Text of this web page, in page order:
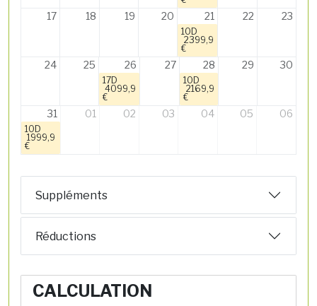
17 18 19 20 21
10D
2399,9
€
22 23
24 25 26
17D
4099,9
€
27 28
10D
2169,9
€
29 30
31
10D
1999,9
€
01 02 03 04 05 06
Suppléments
Réductions
CALCULATION